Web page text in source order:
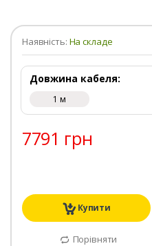
Наявність: На складе
Довжина кабеля:
1 м
7791 грн
Купити
Порівняти